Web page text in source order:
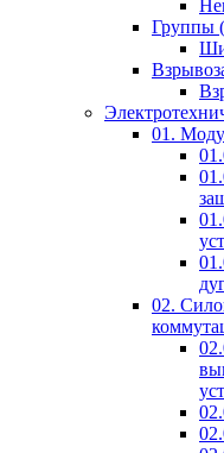
Группы
01.
02.